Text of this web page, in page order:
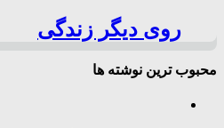
روی دیگر زندگی
محبوب ترین نوشته ها